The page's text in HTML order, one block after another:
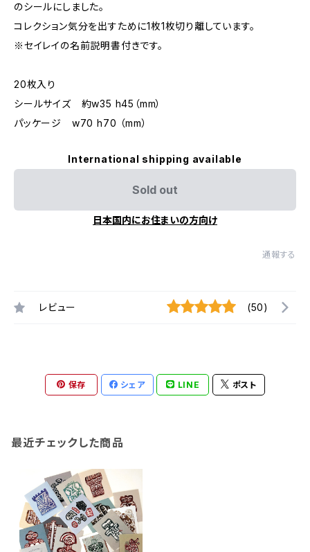
のシールにしました。
コレクション気分を出すために1枚1枚切り離しています。
※セイレイの名前説明書付きです。
20枚入り
シールサイズ 約w35 h45（mm）
パッケージ w70 h70 （mm）
International shipping available
Sold out
日本国内にお住まいの方向け
通報する
レビュー (50)
保存 シェア LINE ポスト
最近チェックした商品